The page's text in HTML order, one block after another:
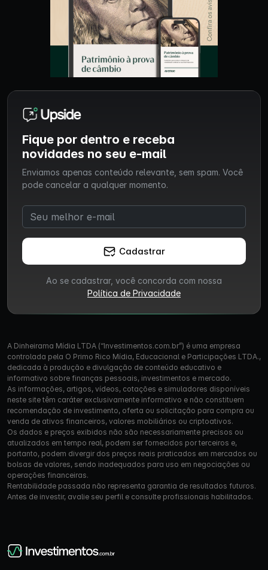
Fique por dentro e receba
novidades no seu e-mail
Enviamos apenas conteúdo relevante, sem spam. Você
pode cancelar a qualquer momento.
Cadastrar
Ao se cadastrar, você concorda com nossa
Política de Privacidade
A Dinheirama Mídia LTDA (“Investimentos.com.br”) é uma empresa
controlada pela O Primo Rico Mídia, Educacional e Participações LTDA.,
dedicada à produção e divulgação de conteúdo educativo e
informativo sobre finanças pessoais, investimentos e mercado.
As informações, artigos, vídeos, cotações e simuladores disponíveis
neste site têm caráter exclusivamente informativo e não constituem
recomendação de investimento, oferta ou solicitação para compra ou
venda de ativos financeiros, valores mobiliários ou criptoativos.
Os dados e preços exibidos não são necessariamente precisos ou
atualizados em tempo real, podem ser fornecidos por terceiros e,
portanto, podem divergir dos preços reais praticados em mercados ou
bolsas de valores, sendo inadequados para uso em negociações ou
operações financeiras.
Rentabilidade passada não representa garantia de resultados futuros.
Antes de investir, avalie seu perfil e consulte profissionais habilitados.